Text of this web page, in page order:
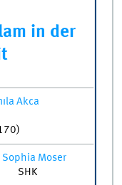
in der
Akca
Sophia Moser
SHK